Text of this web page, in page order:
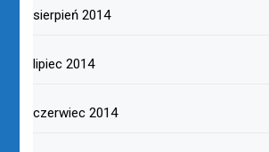
sierpień 2014
lipiec 2014
czerwiec 2014